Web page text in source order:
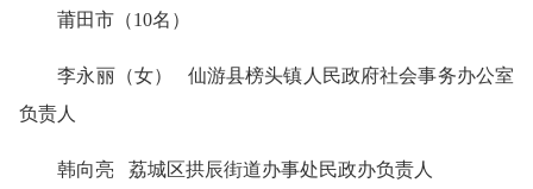
莆田市（10名）
李永丽（女） 仙游县榜头镇人民政府社会事务办公室
负责人
韩向亮 荔城区拱辰街道办事处民政办负责人